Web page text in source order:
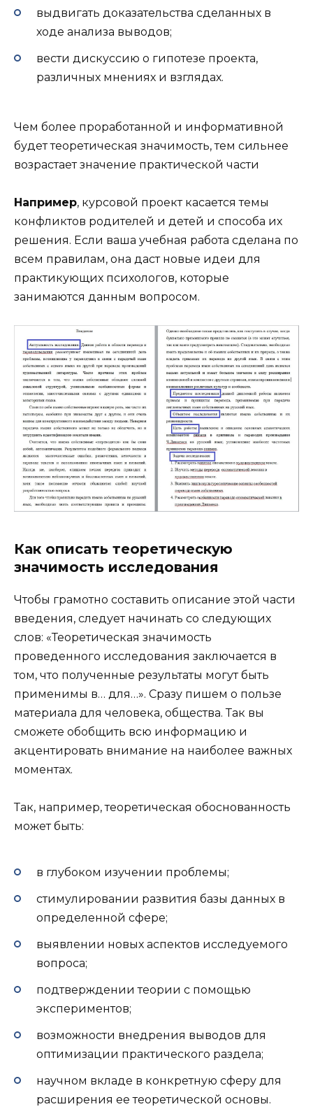
выдвигать доказательства сделанных в
ходе анализа выводов;
вести дискуссию о гипотезе проекта,
различных мнениях и взглядах.
Чем более проработанной и информативной
будет теоретическая значимость, тем сильнее
возрастает значение практической части
Например, курсовой проект касается темы
конфликтов родителей и детей и способа их
решения. Если ваша учебная работа сделана по
всем правилам, она даст новые идеи для
практикующих психологов, которые
занимаются данным вопросом.
Как описать теоретическую
значимость исследования
Чтобы грамотно составить описание этой части
введения, следует начинать со следующих
слов: «Теоретическая значимость
проведенного исследования заключается в
том, что полученные результаты могут быть
применимы в… для…». Сразу пишем о пользе
материала для человека, общества. Так вы
сможете обобщить всю информацию и
акцентировать внимание на наиболее важных
моментах.
Так, например, теоретическая обоснованность
может быть:
в глубоком изучении проблемы;
стимулировании развития базы данных в
определенной сфере;
выявлении новых аспектов исследуемого
вопроса;
подтверждении теории с помощью
экспериментов;
возможности внедрения выводов для
оптимизации практического раздела;
научном вкладе в конкретную сферу для
расширения ее теоретической основы.